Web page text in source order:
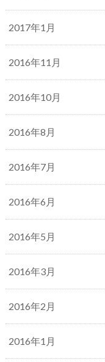
2017年1月
2016年11月
2016年10月
2016年8月
2016年7月
2016年6月
2016年5月
2016年3月
2016年2月
2016年1月